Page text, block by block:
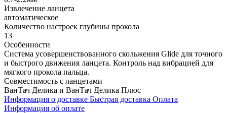
Извлечение ланцета
автоматическое
Количество настроек глубины прокола
13
Особенности
Система усовершенствованного скольжения Glide для точного
и быстрого движения ланцета. Контроль над вибрацией для
мягкого прокола пальца.
Совместимость с ланцетами
ВанТач Делика и ВанТач Делика Плюс
Информация о доставке Быстрая доставка Оплата
Информация об оплате